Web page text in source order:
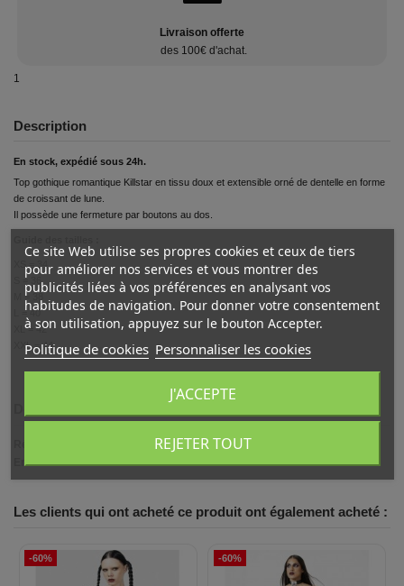
Livraison offerte
des 100€ d'achat.
1
Description
En stock, expédié sous 24h.
Top gothique romantique Killstar en tissu doux et extensible orné de dentelle en forme
de croissant de lune.
Il possède une fermeture par boutons au dos.
XS = 34
S = 36
M = 38
L = 40
XL = 42
XXL = 44
En stock 2 Produits
Les clients qui ont acheté ce produit ont également acheté :
-60% -60%
Ce site Web utilise ses propres cookies et ceux de tiers
pour améliorer nos services et vous montrer des
publicités liées à vos préférences en analysant vos
habitudes de navigation. Pour donner votre consentement
à son utilisation, appuyez sur le bouton Accepter.
Politique de cookies Personnaliser les cookies
REJETER TOUT
J'ACCEPTE